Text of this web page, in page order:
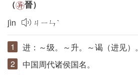
（
晉）
jìn
ㄐㄧㄣˋ
进：～级。～升。～谒（进见）。
中国周代诸侯国名。